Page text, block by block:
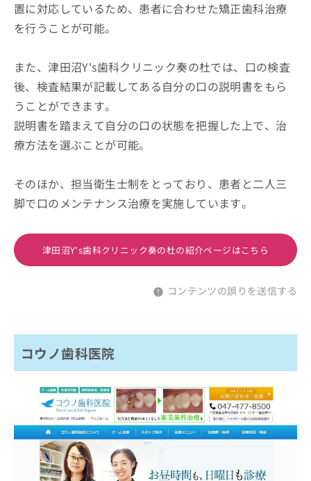
置に対応しているため、患者に合わせた矯正歯科治療
を行うことが可能。
また、津田沼Y's歯科クリニック奏の杜では、口の検査
後、検査結果が記載してある自分の口の説明書をもら
うことができます。
説明書を踏まえて自分の口の状態を把握した上で、治
療方法を選ぶことが可能。
そのほか、担当衛生士制をとっており、患者と二人三
脚で口のメンテナンス治療を実施しています。
津田沼Y's歯科クリニック奏の杜の紹介ページはこちら
コンテンツの誤りを送信する
コウノ歯科医院